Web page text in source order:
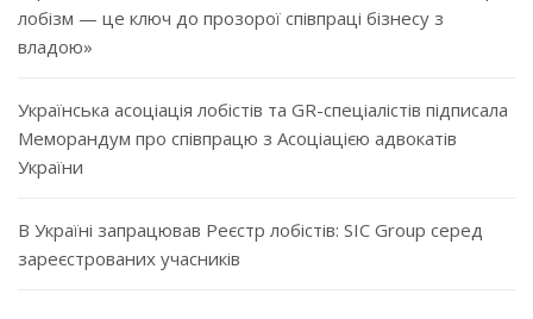
лобізм — це ключ до прозорої співпраці бізнесу з
владою»
Українська асоціація лобістів та GR-спеціалістів підписала
Меморандум про співпрацю з Асоціацією адвокатів
України
В Україні запрацював Реєстр лобістів: SIC Group серед
зареєстрованих учасників